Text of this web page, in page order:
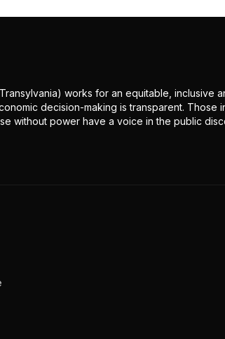
works for an equitable, inclusive
decision-making is transparent. Those
without power have a voice in the public